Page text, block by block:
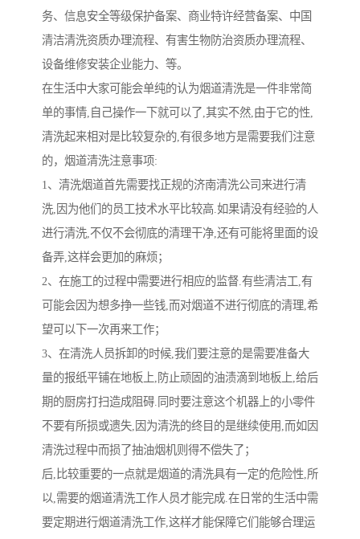
务、信息安全等级保护备案、商业特许经营备案、中国
清洁清洗资质办理流程、有害生物防治资质办理流程、
设备维修安装企业能力、等。
在生活中大家可能会单纯的认为烟道清洗是一件非常简
单的事情,自己操作一下就可以了,其实不然,由于它的性,
清洗起来相对是比较复杂的,有很多地方是需要我们注意
的，烟道清洗注意事项:
1、清洗烟道首先需要找正规的济南清洗公司来进行清
洗,因为他们的员工技术水平比较高.如果请没有经验的人
进行清洗,不仅不会彻底的清理干净,还有可能将里面的设
备弄,这样会更加的麻烦；
2、在施工的过程中需要进行相应的监督.有些清洁工,有
可能会因为想多挣一些钱,而对烟道不进行彻底的清理,希
望可以下一次再来工作；
3、在清洗人员拆卸的时候,我们要注意的是需要准备大
量的报纸平铺在地板上,防止顽固的油渍滴到地板上,给后
期的厨房打扫造成阻碍.同时要注意这个机器上的小零件
不要有所损或遗失,因为清洗的终目的是继续使用,而如因
清洗过程中而损了抽油烟机则得不偿失了；
后,比较重要的一点就是烟道的清洗具有一定的危险性,所
以,需要的烟道清洗工作人员才能完成.在日常的生活中需
要定期进行烟道清洗工作,这样才能保障它们能够合理运